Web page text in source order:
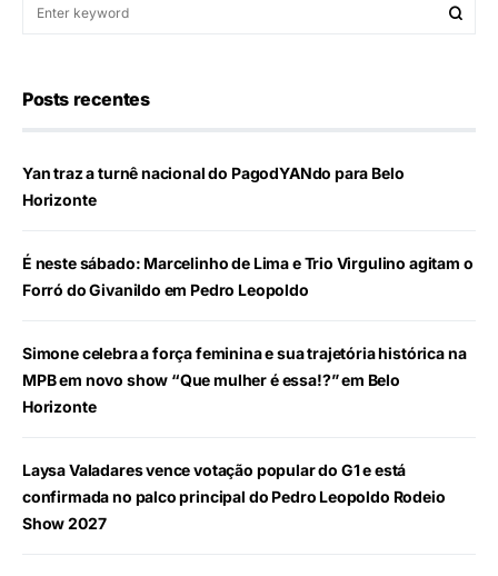
Posts recentes
Yan traz a turnê nacional do PagodYANdo para Belo
Horizonte
É neste sábado: Marcelinho de Lima e Trio Virgulino agitam o
Forró do Givanildo em Pedro Leopoldo
Simone celebra a força feminina e sua trajetória histórica na
MPB em novo show “Que mulher é essa!?” em Belo
Horizonte
Laysa Valadares vence votação popular do G1 e está
confirmada no palco principal do Pedro Leopoldo Rodeio
Show 2027